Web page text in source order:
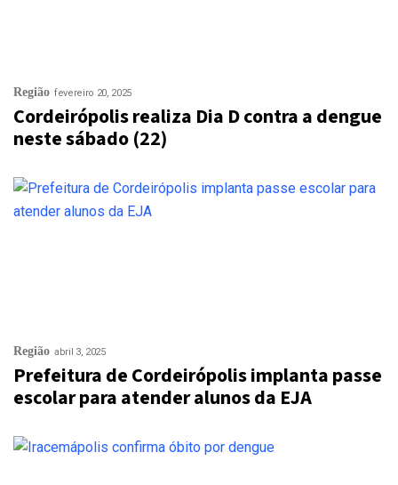
Região fevereiro 20, 2025
Cordeirópolis realiza Dia D contra a dengue
neste sábado (22)
Região abril 3, 2025
Prefeitura de Cordeirópolis implanta passe
escolar para atender alunos da EJA